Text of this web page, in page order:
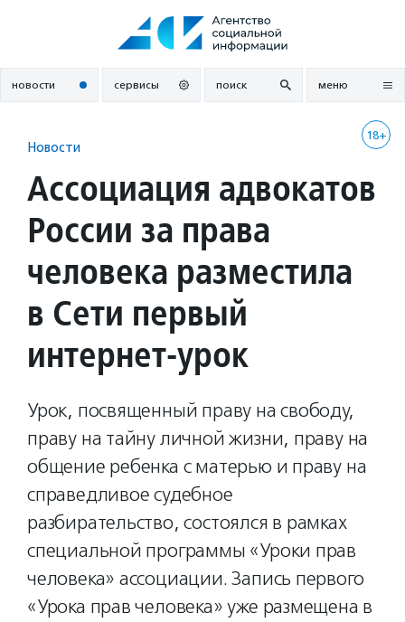
новости сервисы поиск меню
18+
Новости
Ассоциация адвокатов
России за права
человека разместила
в Сети первый
интернет-урок
Урок, посвященный праву на свободу,
праву на тайну личной жизни, праву на
общение ребенка с матерью и праву на
справедливое судебное
разбирательство, состоялся в рамках
специальной программы «Уроки прав
человека» ассоциации. Запись первого
«Урока прав человека» уже размещена в